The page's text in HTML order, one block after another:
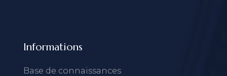
Informations
Base de connaissances